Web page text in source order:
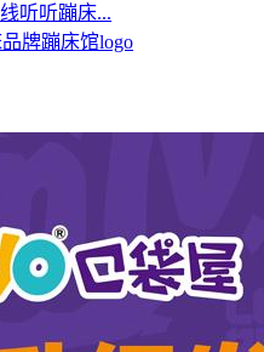
听听蹦床...
牌蹦床馆logo